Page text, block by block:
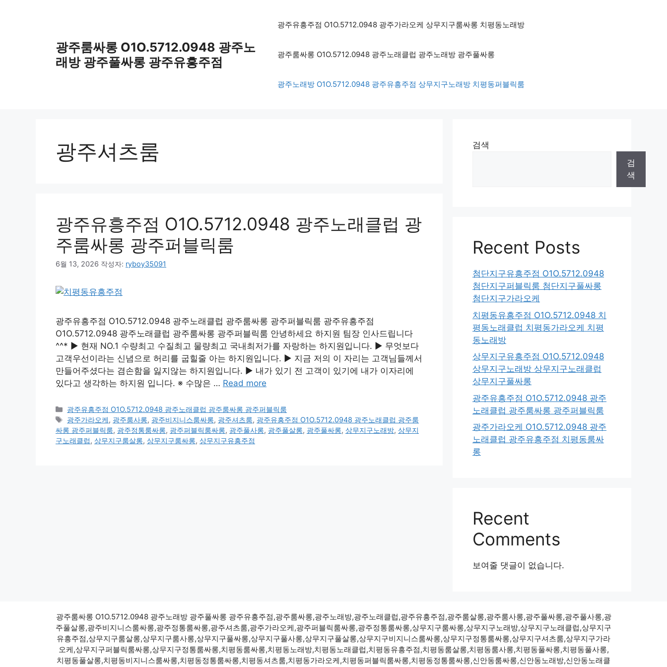
광주룸싸롱 O1O.5712.0948 광주노
래방 광주풀싸롱 광주유흥주점
광주유흥주점 O1O.5712.0948 광주가라오케 상무지구룸싸롱 치평동노래방
광주룸싸롱 O1O.5712.0948 광주노래클럽 광주노래방 광주풀싸롱
광주노래방 O1O.5712.0948 광주유흥주점 상무지구노래방 치평동퍼블릭룸
광주셔츠룸
광주유흥주점 O1O.5712.0948 광주노래클럽 광
주룸싸롱 광주퍼블릭룸
6월 13, 2026 작성자: ryboy35091
광주유흥주점 O1O.5712.0948 광주노래클럽 광주룸싸롱 광주퍼블릭룸 광주유흥주점
O1O.5712.0948 광주노래클럽 광주룸싸롱 광주퍼블릭룸 안녕하세요 하지원 팀장 인사드립니다
^^* ▶ 현재 NO.1 수량최고 수질최고 물량최고 국내최저가를 자랑하는 하지원입니다. ▶ 무엇보다
고객우선이라는 신념으로 허리를 굽힐줄 아는 하지원입니다. ▶ 지금 저의 이 자리는 고객님들께서
만들어주셨다는 겸손함을 잃지않는 하지원입니다. ▶ 내가 있기 전 고객이 있기에 내가 이자리에
있다고 생각하는 하지원 입니다. ※ 수많은 … Read more
카
테
고
리
광주유흥주점 O1O.5712.0948 광주노래클럽 광주룸싸롱 광주퍼블릭룸
태
그
광주가라오케, 광주룸사롱, 광주비지니스룸싸롱, 광주셔츠룸, 광주유흥주점 O1O.5712.0948 광주노래클럽 광주룸
싸롱 광주퍼블릭룸, 광주정통룸싸롱, 광주퍼블릭룸싸롱, 광주풀사롱, 광주풀살롱, 광주풀싸롱, 상무지구노래방, 상무지
구노래클럽, 상무지구룸살롱, 상무지구룸싸롱, 상무지구유흥주점
검색
검
색
Recent Posts
첨단지구유흥주점 O1O.5712.0948
첨단지구퍼블릭룸 첨단지구풀싸롱
첨단지구가라오케
치평동유흥주점 O1O.5712.0948 치
평동노래클럽 치평동가라오케 치평
동노래방
상무지구유흥주점 O1O.5712.0948
상무지구노래방 상무지구노래클럽
상무지구풀싸롱
광주유흥주점 O1O.5712.0948 광주
노래클럽 광주룸싸롱 광주퍼블릭룸
광주가라오케 O1O.5712.0948 광주
노래클럽 광주유흥주점 치평동룸싸
롱
Recent
Comments
보여줄 댓글이 없습니다.
광주룸싸롱 O1O.5712.0948 광주노래방 광주풀싸롱 광주유흥주점,광주룸싸롱,광주노래방,광주노래클럽,광주유흥주점,광주룸살롱,광주룸사롱,광주풀싸롱,광주풀사롱,광
주풀살롱,광주비지니스룸싸롱,광주정통룸싸롱,광주셔츠룸,광주가라오케,광주퍼블릭룸싸롱,광주정통룸싸롱,상무지구룸싸롱,상무지구노래방,상무지구노래클럽,상무지구
유흥주점,상무지구룸살롱,상무지구룸사롱,상무지구풀싸롱,상무지구풀사롱,상무지구풀살롱,상무지구비지니스룸싸롱,상무지구정통룸싸롱,상무지구셔츠룸,상무지구가라
오케,상무지구퍼블릭룸싸롱,상무지구정통룸싸롱,치평동룸싸롱,치평동노래방,치평동노래클럽,치평동유흥주점,치평동룸살롱,치평동룸사롱,치평동풀싸롱,치평동풀사롱,
치평동풀살롱,치평동비지니스룸싸롱,치평동정통룸싸롱,치평동셔츠룸,치평동가라오케,치평동퍼블릭룸싸롱,치평동정통룸싸롱,신안동룸싸롱,신안동노래방,신안동노래클